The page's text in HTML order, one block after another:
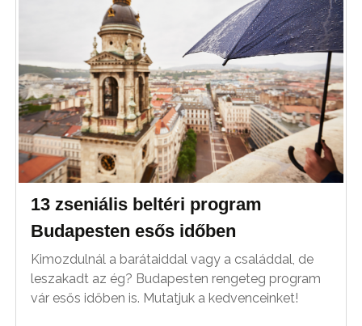
13 zseniális beltéri program
Budapesten esős időben
Kimozdulnál a barátaiddal vagy a családdal, de
leszakadt az ég? Budapesten rengeteg program
vár esős időben is. Mutatjuk a kedvenceinket!